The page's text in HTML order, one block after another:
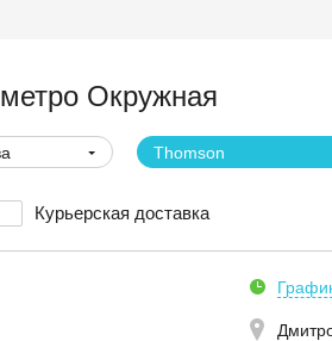
Окружная
Thomson
Курьерская доставка